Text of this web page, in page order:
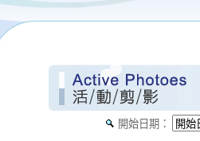
開始日期：